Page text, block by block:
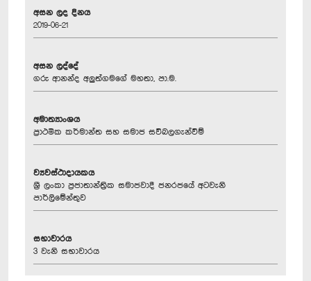
අසන ලද දිනය
2019-06-21
අසන ලද්දේ
ගරු ආනන්ද අලුත්ගමගේ මහතා, පා.ම.
අමාත්‍යාංශය
ප්‍රාථමික කර්මාන්ත සහ සමාජ සවිබලගැන්වීම්
ව්‍යවස්ථාදායකය
ශ්‍රී ලංකා ප්‍රජාතාන්ත්‍රික සමාජවාදී ජනරජයේ අටවැනි
පාර්ලිමේන්තුව
සභාවාරය
3 වැනි සභාවාරය